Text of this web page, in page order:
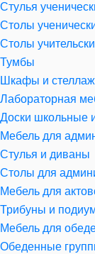
Стулья
Столы
Столы
Тумбы
Шкафы и
Лабораторная
Доски школьные
Мебель для
Стулья и диваны
Столы для
Мебель для
Трибуны и
Мебель для
Обеденные